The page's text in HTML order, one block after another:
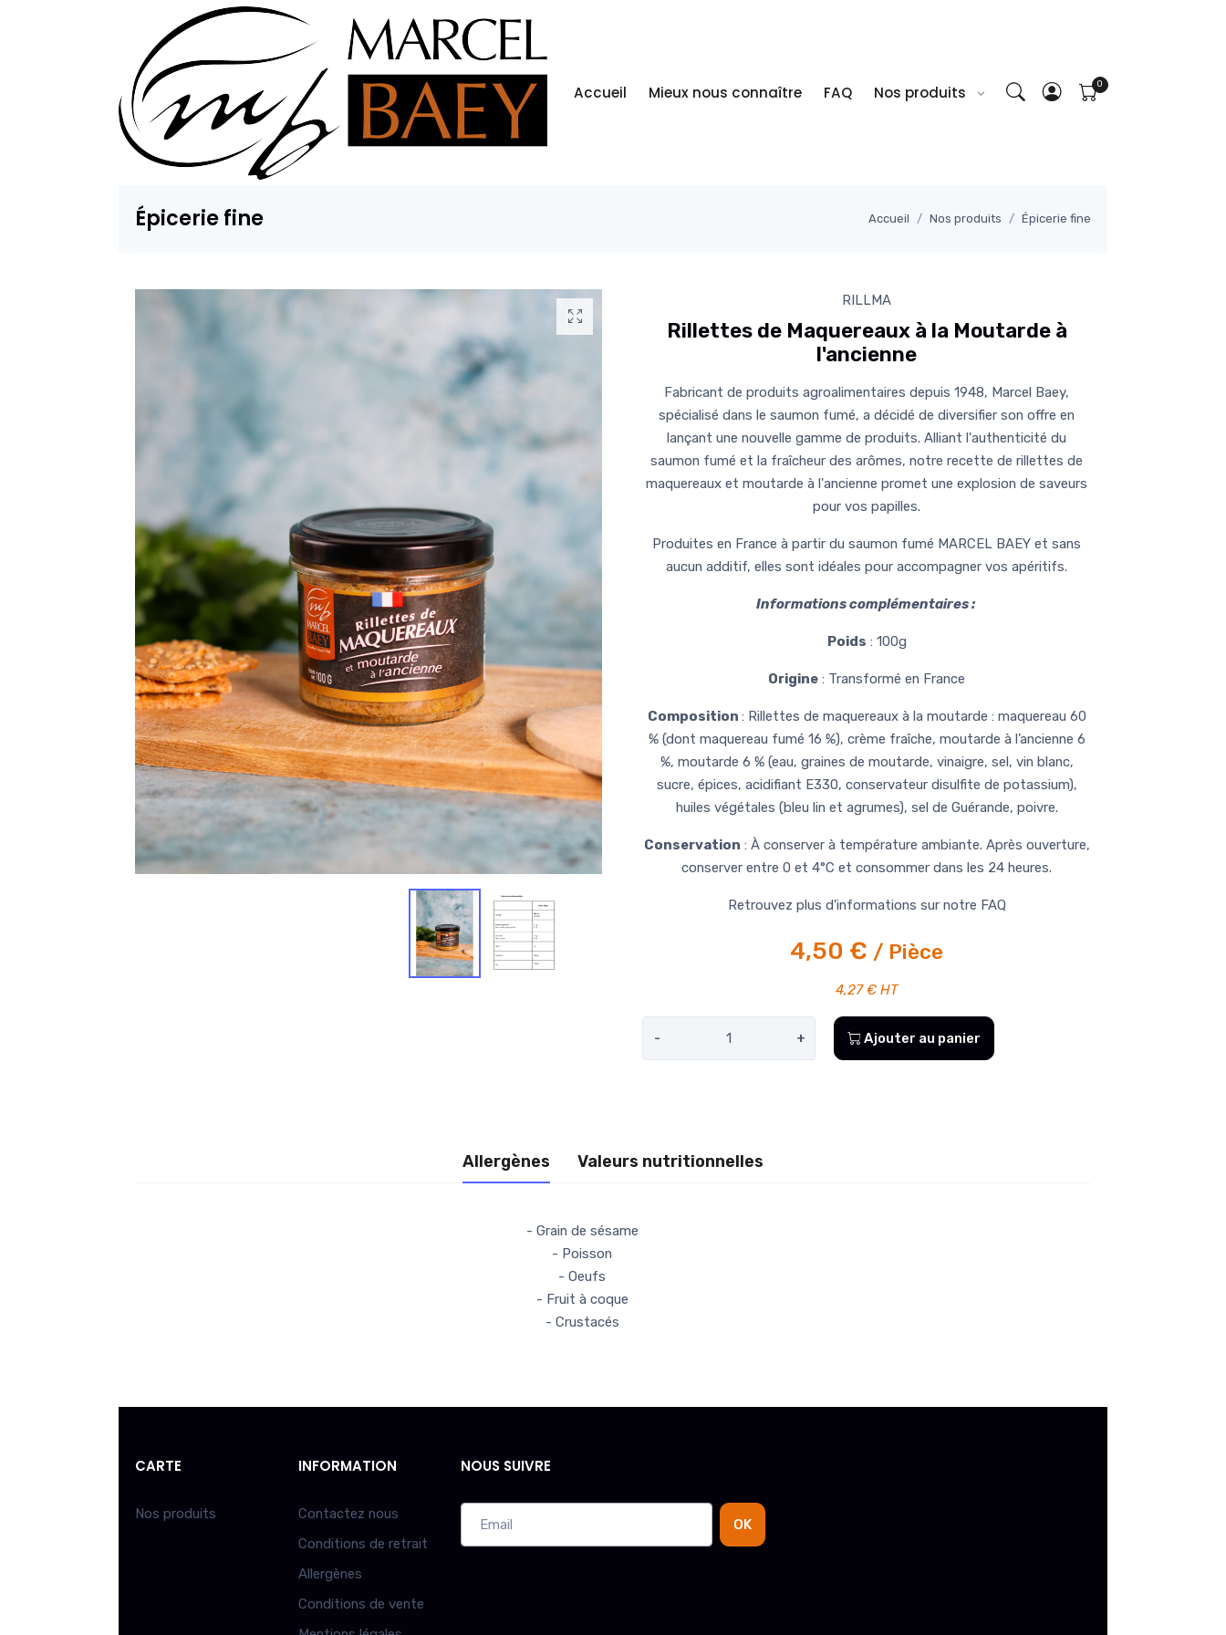
Accueil Mieux nous connaître FAQ Nos produits
Épicerie fine Accueil Nos produits Épicerie fine
RILLMA
Rillettes de Maquereaux à la Moutarde à
l'ancienne
Fabricant de produits agroalimentaires depuis 1948, Marcel Baey,
spécialisé dans le saumon fumé, a décidé de diversifier son offre en
lançant une nouvelle gamme de produits. Alliant l'authenticité du
saumon fumé et la fraîcheur des arômes, notre recette de rillettes de
maquereaux et moutarde à l'ancienne promet une explosion de saveurs
pour vos papilles.
Produites en France à partir du saumon fumé MARCEL BAEY et sans
aucun additif, elles sont idéales pour accompagner vos apéritifs.
Informations complémentaires :
Poids : 100g
Origine : Transformé en France
Composition : Rillettes de maquereaux à la moutarde : maquereau 60
% (dont maquereau fumé 16 %), crème fraîche, moutarde à l’ancienne 6
%, moutarde 6 % (eau, graines de moutarde, vinaigre, sel, vin blanc,
sucre, épices, acidifiant E330, conservateur disulfite de potassium),
huiles végétales (bleu lin et agrumes), sel de Guérande, poivre.
Conservation : À conserver à température ambiante. Après ouverture,
conserver entre 0 et 4°C et consommer dans les 24 heures.
Retrouvez plus d'informations sur notre FAQ
4,50 € / Pièce
4,27 € HT
- + Ajouter au panier
Allergènes Valeurs nutritionnelles
- Grain de sésame
- Poisson
- Oeufs
- Fruit à coque
- Crustacés
CARTE
Nos produits
INFORMATION
Contactez nous
Conditions de retrait
Allergènes
Conditions de vente
NOUS SUIVRE
OK